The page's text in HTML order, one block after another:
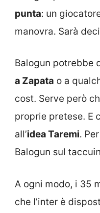
punta: un
manovra. Sarà
Balogun potrebbe
a Zapata o a
cost. Serve però
proprie pretese. E
all’idea Taremi.
Balogun sul
A ogni modo, i 35
che l’inter è